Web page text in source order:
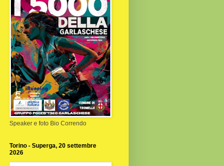
Speaker e foto Bio Correndo
Torino - Superga, 20 settembre
2026